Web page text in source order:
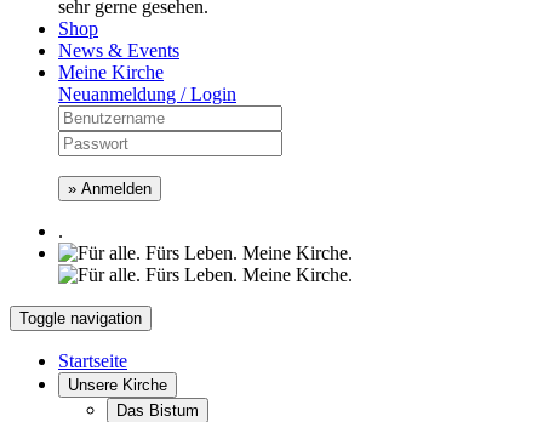
sehr gerne gesehen.
Shop
News & Events
Meine Kirche
Neuanmeldung / Login
» Anmelden
.
Toggle navigation
Startseite
Unsere Kirche
Das Bistum